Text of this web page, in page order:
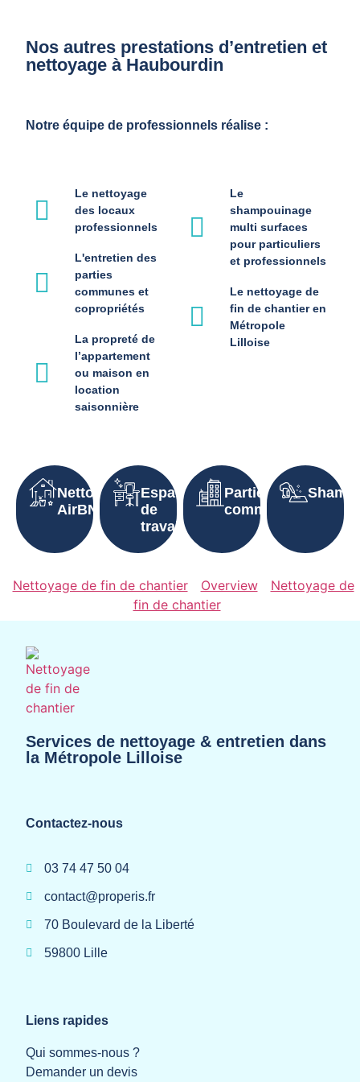
Nos autres prestations d’entretien et
nettoyage à Haubourdin
Notre équipe de professionnels réalise :
Le nettoyage
des locaux
professionnels
L'entretien des
parties
communes et
copropriétés
La propreté de
l’appartement
ou maison en
location
saisonnière
Le
shampouinage
multi surfaces
pour particuliers
et professionnels
Le nettoyage de
fin de chantier en
Métropole
Lilloise
Nettoyage
AirBNB
Espaces
de
travail
Parties
communes
Nettoyage de fin de chantier Overview
Nettoyage de
fin de chantier
Services de nettoyage & entretien dans
la Métropole Lilloise
Contactez-nous
03 74 47 50 04
contact@properis.fr
70 Boulevard de la Liberté
59800 Lille
Liens rapides
Qui sommes-nous ?
Demander un devis